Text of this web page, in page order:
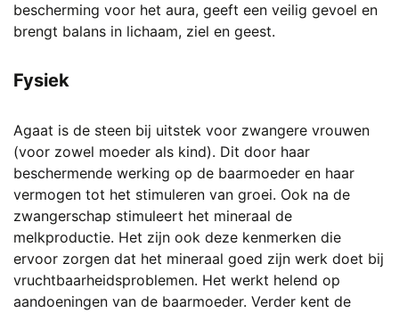
bescherming voor het aura, geeft een veilig gevoel en
brengt balans in lichaam, ziel en geest.
Fysiek
Agaat is de steen bij uitstek voor zwangere vrouwen
(voor zowel moeder als kind). Dit door haar
beschermende werking op de baarmoeder en haar
vermogen tot het stimuleren van groei. Ook na de
zwangerschap stimuleert het mineraal de
melkproductie. Het zijn ook deze kenmerken die
ervoor zorgen dat het mineraal goed zijn werk doet bij
vruchtbaarheidsproblemen. Het werkt helend op
aandoeningen van de baarmoeder. Verder kent de